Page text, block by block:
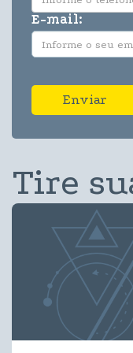
E-mail:
Enviar
Tire